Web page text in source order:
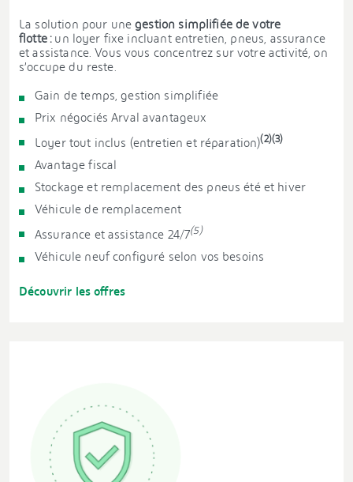
La solution pour une gestion simplifiée de votre
flotte : un loyer fixe incluant entretien, pneus, assurance
et assistance. Vous vous concentrez sur votre activité, on
s’occupe du reste.
Gain de temps, gestion simplifiée
Prix négociés Arval avantageux
Loyer tout inclus (entretien et réparation)(2)(3)
Avantage fiscal
Stockage et remplacement des pneus été et hiver
Véhicule de remplacement
Assurance et assistance 24/7(5)
Véhicule neuf configuré selon vos besoins
Découvrir les offres